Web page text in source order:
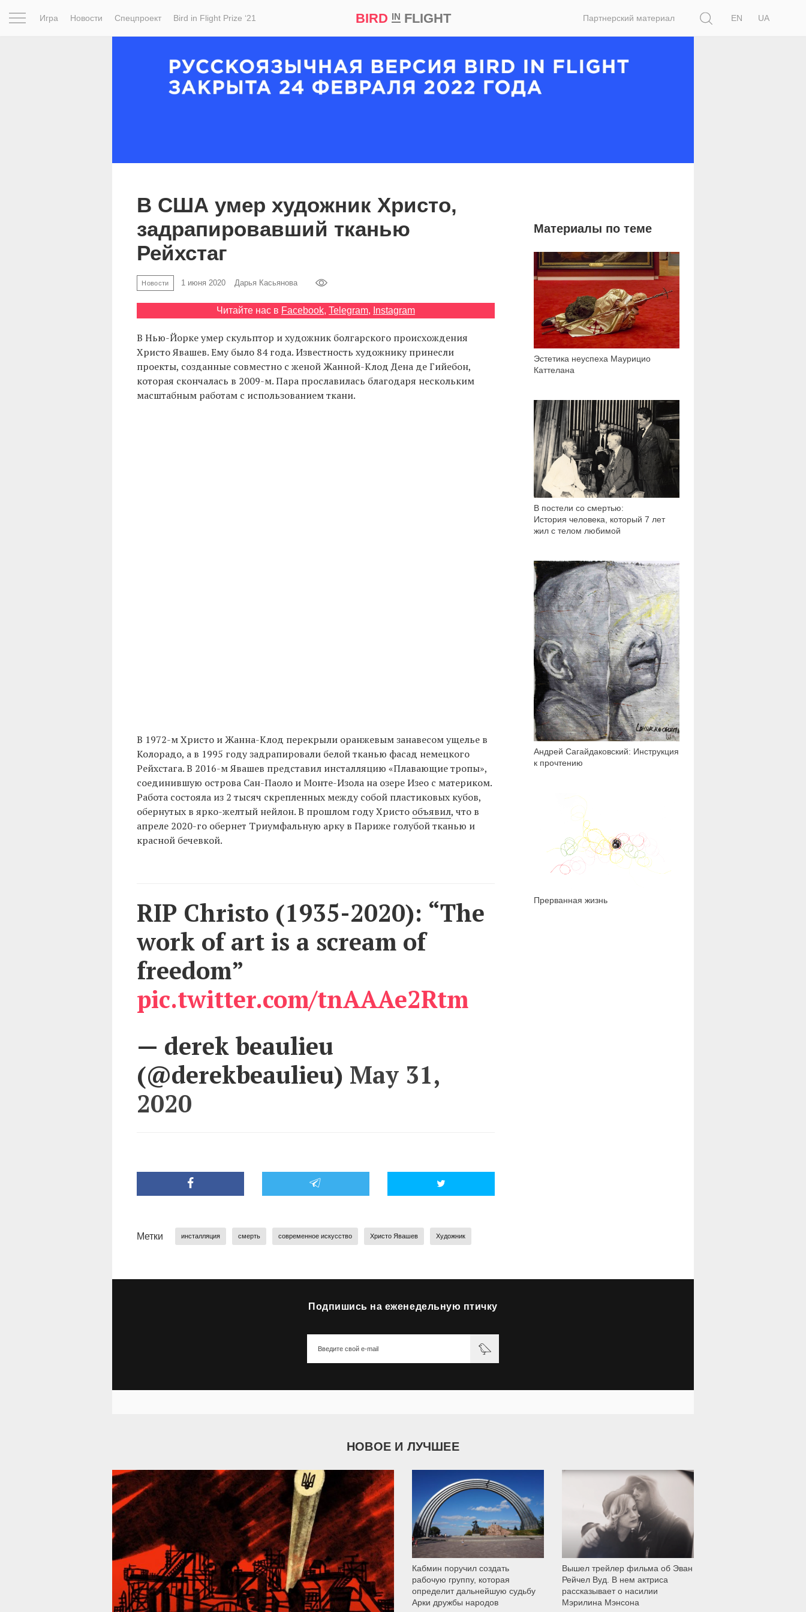
Игра Новости Спецпроект Bird in Flight Prize ‘21 BIRD INFLIGHT Партнерский материал
EN
UA
В США умер художник Христо,
задрапировавший тканью
Рейхстаг
Новости 1 июня 2020 Дарья Касьянова
Читайте нас в Facebook, Telegram, Instagram
В Нью-Йорке умер скульптор и художник болгарского происхождения
Христо Явашев. Ему было 84 года. Известность художнику принесли
проекты, созданные совместно с женой Жанной-Клод Дена де Гийебон,
которая скончалась в 2009-м. Пара прославилась благодаря нескольким
масштабным работам с использованием ткани.
В 1972-м Христо и Жанна-Клод перекрыли оранжевым занавесом ущелье в
Колорадо, а в 1995 году задрапировали белой тканью фасад немецкого
Рейхстага. В 2016-м Явашев представил инсталляцию «Плавающие тропы»,
соединившую острова Сан-Паоло и Монте-Изола на озере Изео с материком.
Работа состояла из 2 тысяч скрепленных между собой пластиковых кубов,
обернутых в ярко-желтый нейлон. В прошлом году Христо объявил, что в
апреле 2020-го обернет Триумфальную арку в Париже голубой тканью и
красной бечевкой.
RIP Christo (1935-2020): “The
work of art is a scream of
freedom”
pic.twitter.com/tnAAAe2Rtm
— derek beaulieu
(@derekbeaulieu) May 31,
2020
Метки инсталляция смерть современное искусство Христо Явашев Художник
Материалы по теме
Эстетика неуспеха Маурицио
Каттелана
12 702
В постели со смертью:
История человека, который 7 лет
жил с телом любимой
309 722
Андрей Сагайдаковский: Инструкция
к прочтению
2 067
Прерванная жизнь
1 616
Подпишись на еженедельную птичку
НОВОЕ И ЛУЧШЕЕ
39 293
Кабмин поручил создать
рабочую группу, которая
определит дальнейшую судьбу
Арки дружбы народов
9 789
Вышел трейлер фильма об Эван
Рейчел Вуд. В нем актриса
рассказывает о насилии
Мэрилина Мэнсона